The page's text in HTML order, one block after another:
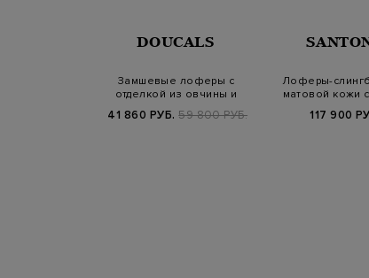
DOUCALS
Замшевые лоферы с
отделкой из овчины и
41 860 РУБ. 59 800 РУБ.
Лоферы-
матовой кожи
117 900